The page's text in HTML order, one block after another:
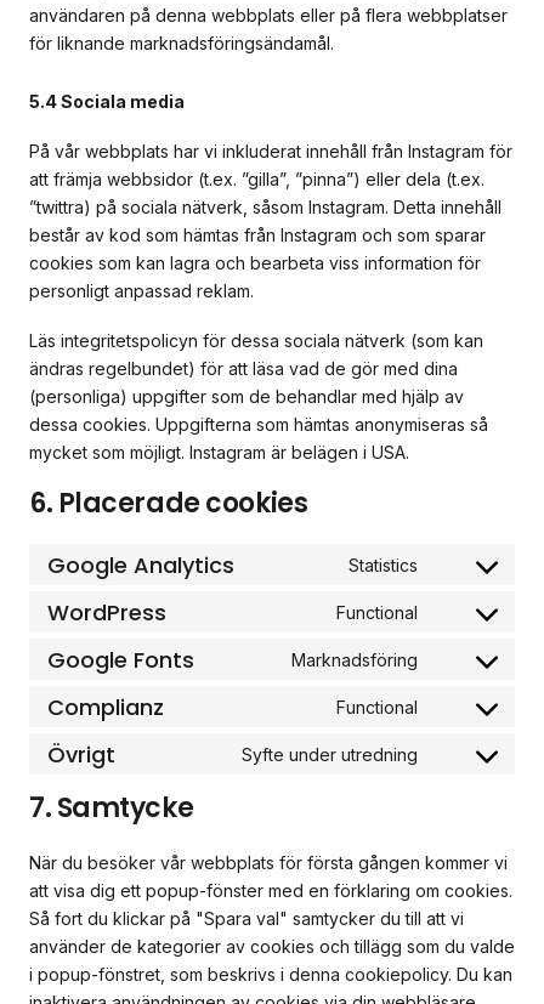
användaren på denna webbplats eller på flera webbplatser
för liknande marknadsföringsändamål.
5.4 Sociala media
På vår webbplats har vi inkluderat innehåll från Instagram för
att främja webbsidor (t.ex. ”gilla”, ”pinna”) eller dela (t.ex.
”twittra) på sociala nätverk, såsom Instagram. Detta innehåll
består av kod som hämtas från Instagram och som sparar
cookies som kan lagra och bearbeta viss information för
personligt anpassad reklam.
Läs integritetspolicyn för dessa sociala nätverk (som kan
ändras regelbundet) för att läsa vad de gör med dina
(personliga) uppgifter som de behandlar med hjälp av
dessa cookies. Uppgifterna som hämtas anonymiseras så
mycket som möjligt. Instagram är belägen i USA.
6. Placerade cookies
Google Analytics Statistics
WordPress Functional
Google Fonts Marknadsföring
Complianz Functional
Övrigt Syfte under utredning
7. Samtycke
När du besöker vår webbplats för första gången kommer vi
att visa dig ett popup-fönster med en förklaring om cookies.
Så fort du klickar på "Spara val" samtycker du till att vi
använder de kategorier av cookies och tillägg som du valde
i popup-fönstret, som beskrivs i denna cookiepolicy. Du kan